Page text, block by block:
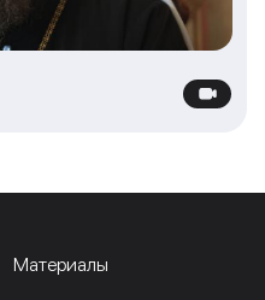
Материалы